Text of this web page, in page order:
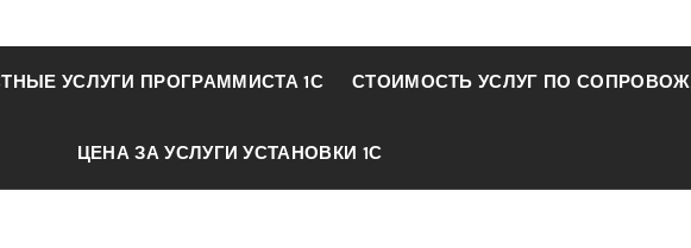
УСЛУГИ ПРОГРАММИСТА 1С СТОИМОСТЬ УСЛУГ ПО
ЦЕНА ЗА УСЛУГИ УСТАНОВКИ 1С